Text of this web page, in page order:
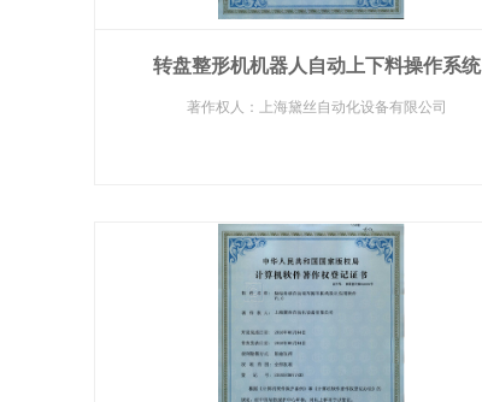
转盘整形机机器人自动上下料操作系统
著作权人：上海黛丝自动化设备有限公司